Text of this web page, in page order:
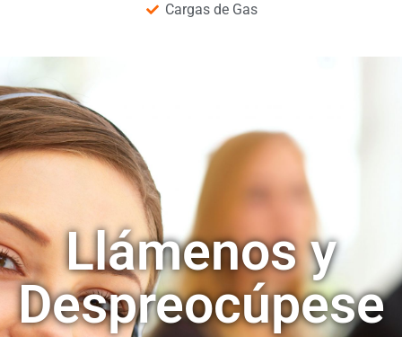
Cargas de Gas
Llámenos y
Despreocúpese